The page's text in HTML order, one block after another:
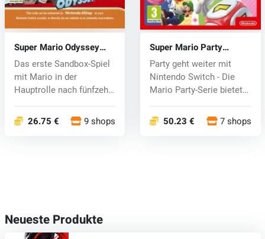
Super Mario Odyssey
(Switch) key
Das erste Sandbox-Spiel
mit Mario in der
Hauptrolle nach fünfzehn
26.75 € 9 shops
Super Mario Party
(Switch) key
Party geht weiter mit
Nintendo Switch - Die
Mario Party-Serie bietet
50.23 € 7 shops
Neueste Produkte